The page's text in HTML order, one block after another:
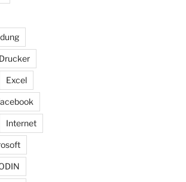
Drucker
Excel
Internet